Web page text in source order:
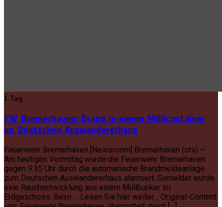
1 Tag
FW Bremerhaven: Brand in einem Müllcontainer
im Deutschen Auswandererhaus
Feuerwehr Bremerhaven [Newsroom] Bremerhaven (ots) –
Am heutigen Vormittag wurde die Feuerwehr Bremerhaven
gegen 9:35 Uhr durch die automatische Brandmeldeanlage
zum Deutschen Auswandererhaus alarmiert. Gemeldet wurde
eine Rauchentwicklung aus einem Müllbunker im
Erdgeschoss. Beim … Lesen Sie hier weiter… Original-Content